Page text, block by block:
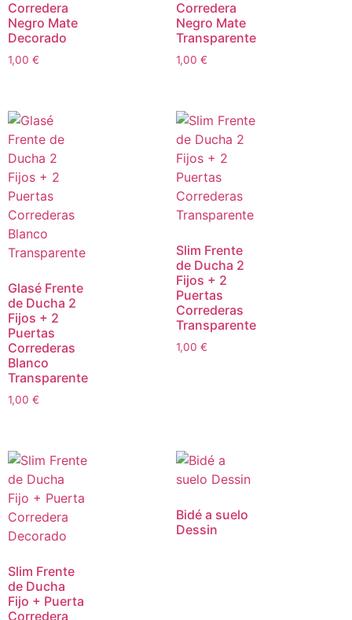
Corredera
Negro Mate
Decorado
1,00 €
Corredera
Negro Mate
Transparente
1,00 €
Glasé Frente
de Ducha 2
Fijos + 2
Puertas
Correderas
Blanco
Transparente
1,00 €
Slim Frente
de Ducha 2
Fijos + 2
Puertas
Correderas
Transparente
1,00 €
Slim Frente
de Ducha
Fijo + Puerta
Corredera
Bidé a suelo
Dessin